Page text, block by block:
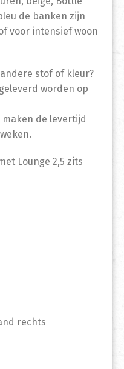
de banken zijn
voor intensief woon
stof of kleur?
worden op
maken de levertijd
Lounge 2,5 zits
rechts